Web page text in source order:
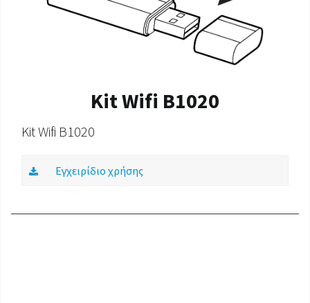
ΈΓΓΡΑΦΑ ΠΡΟΪΌΝΤΩΝ
Kit Wifi B1020
Kit Wifi B1020
Εγχειρίδιο χρήσης